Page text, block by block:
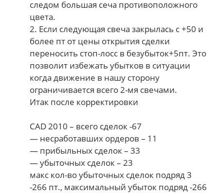
следом большая сеча противоположного
цвета.
2. Если следующая свеча закрылась с +50 и
более пт от цены открытия сделки
переносить стоп-лосс в безубыток+5пт. Это
позволит избежать убытков в ситуации
когда движение в нашу сторону
ограничивается всего 2-мя свечами.
Итак после корректировки
CAD 2010 – всего сделок -67
— несработавших ордеров – 11
— прибыльных сделок – 33
— убыточных сделок – 23
макс кол-во убыточных сделок подряд 3
-266 пт., максимальный убыток подряд -266